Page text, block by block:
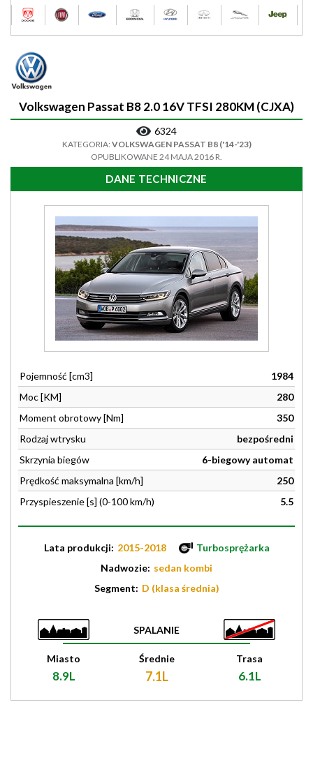
Volkswagen Passat B8 2.0 16V TFSI 280KM (CJXA)
6324
KATEGORIA: VOLKSWAGEN PASSAT B8 ('14-'23)
OPUBLIKOWANE 24 MAJA 2016 R.
DANE TECHNICZNE
Pojemność [cm3]
1984
Moc [KM]
280
Moment obrotowy [Nm]
350
Rodzaj wtrysku
bezpośredni
Skrzynia biegów
6-biegowy automat
Prędkość maksymalna [km/h]
250
Przyspieszenie [s] (0-100 km/h)
5.5
Lata produkcji: 2015-2018
Turbosprężarka
Nadwozie: sedan kombi
Segment: D (klasa średnia)
SPALANIE
Miasto
8.9L
Średnie
7.1L
Trasa
6.1L